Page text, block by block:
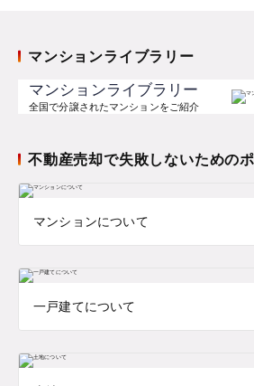
マンションライブラリー
マンションライブラリー
全国で分譲されたマンションをご紹介
不動産売却で失敗しないための
マンションについて
一戸建てについて